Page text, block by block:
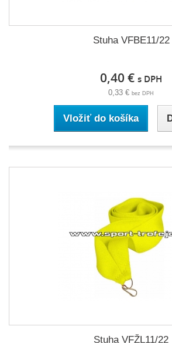
Stuha VFBE11/22
0,40 € s DPH
0,33 € bez DPH
Vložiť do košíka
Stuha VFŽL11/22